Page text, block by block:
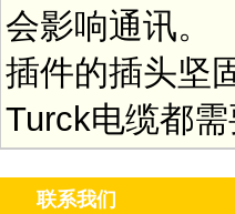
会影响通讯。
插件的插头坚
Turck电缆都
联系我们